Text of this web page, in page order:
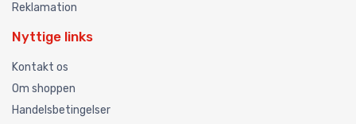
Reklamation
Nyttige links
Kontakt os
Om shoppen
Handelsbetingelser